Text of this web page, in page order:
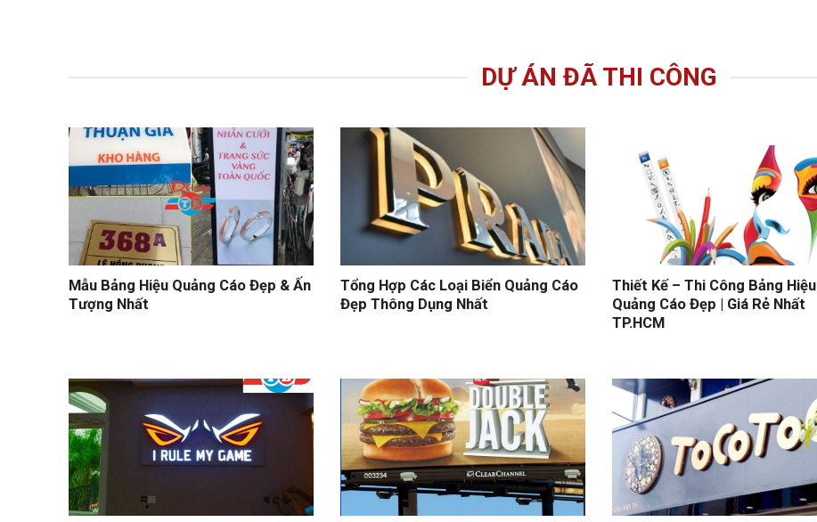
DỰ ÁN ĐÃ THI CÔNG
Mẫu Bảng Hiệu Quảng Cáo Đẹp & Ấn
Tượng Nhất
Tổng Hợp Các Loại Biển Quảng Cáo
Đẹp Thông Dụng Nhất
Thiết Kế – Thi Công Bảng Hiệu
Quảng Cáo Đẹp | Giá Rẻ Nhất
TP.HCM